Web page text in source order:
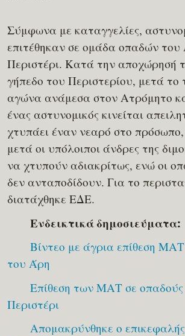
Σύμφωνα με καταγγελίες,
επιτέθηκαν σε ομάδα οπαδών του
Περιστέρι. Κατά την αποχώρησή
γήπεδο του Περιστερίου, μετά το
αγώνα ανάμεσα στον Ατρόμητο
ένας αστυνομικός κινείται
χτυπάει έναν νεαρό στο
μετά οι υπόλοιποι άνδρες της
να χτυπούν αδιακρίτως, ενώ οι
δεν ανταποδίδουν. Για το
διατάχθηκε ΕΔΕ.
Ενδεικτικά δημοσιεύματα:
Βίντεο με άγρια επίθεση
του Άρη
Επίθεση των ΜΑΤ σε
Περιστέρι
Απομακρύνθηκε ο